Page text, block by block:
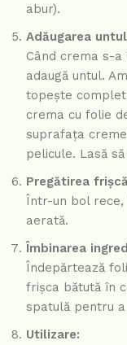
abur).
Adăugarea
Când crema s-
adaugă untul.
topește complet
crema cu folie
suprafața
pelicule. Lasă
Pregătirea
Într-un bol rece,
aerată.
Îmbinarea
Îndepărtează
frișca bătută în
spatulă pentru
Utilizare: